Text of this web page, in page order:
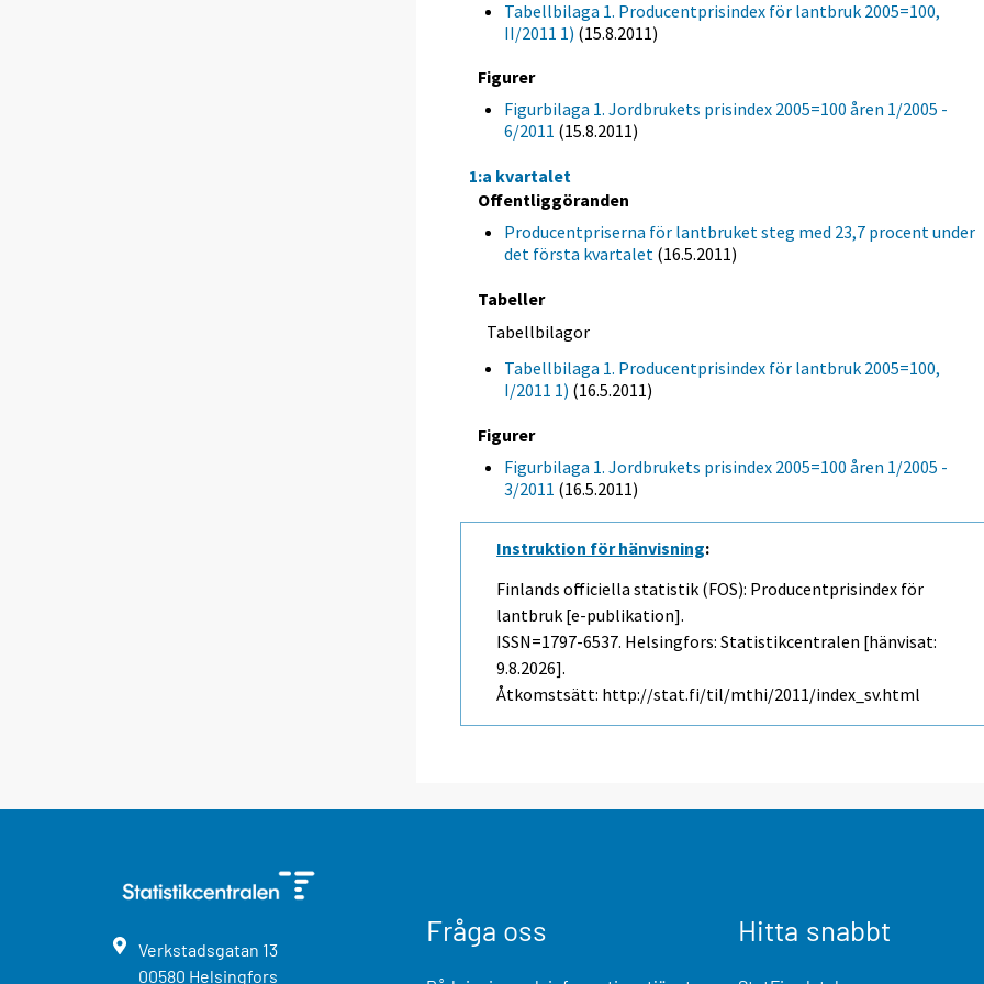
Tabellbilaga 1. Producentprisindex för lantbruk 2005=100,
II/2011 1) (15.8.2011)
Figurer
Figurbilaga 1. Jordbrukets prisindex 2005=100 åren 1/2005 -
6/2011 (15.8.2011)
1:a kvartalet
Offentliggöranden
Producentpriserna för lantbruket steg med 23,7 procent under
det första kvartalet (16.5.2011)
Tabeller
Tabellbilagor
Tabellbilaga 1. Producentprisindex för lantbruk 2005=100,
I/2011 1) (16.5.2011)
Figurer
Figurbilaga 1. Jordbrukets prisindex 2005=100 åren 1/2005 -
3/2011 (16.5.2011)
Instruktion för hänvisning:
Finlands officiella statistik (FOS): Producentprisindex för
lantbruk [e-publikation].
ISSN=1797-6537. Helsingfors: Statistikcentralen [hänvisat:
9.8.2026].
Åtkomstsätt: http://stat.fi/til/mthi/2011/index_sv.html
Verkstadsgatan 13
00580 Helsingfors
Fråga oss Hitta snabbt